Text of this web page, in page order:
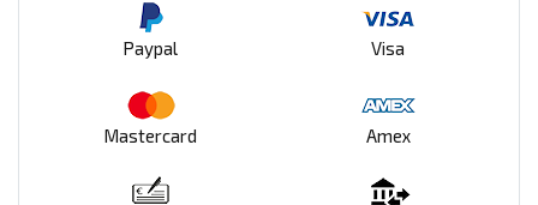
Paypal Visa
Mastercard Amex